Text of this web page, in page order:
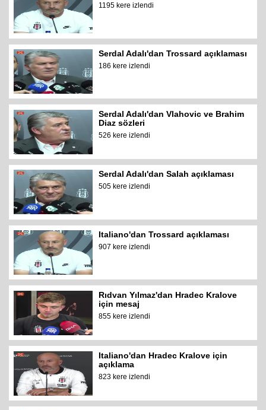
1195 kere izlendi
Serdal Adalı'dan Trossard açıklaması
186 kere izlendi
Serdal Adalı'dan Vlahovic ve Brahim
Diaz sözleri
526 kere izlendi
Serdal Adalı'dan Salah açıklaması
505 kere izlendi
Italiano'dan Trossard açıklaması
907 kere izlendi
Rıdvan Yılmaz'dan Hradec Kralove
için mesaj
855 kere izlendi
Italiano'dan Hradec Kralove için
açıklama
823 kere izlendi